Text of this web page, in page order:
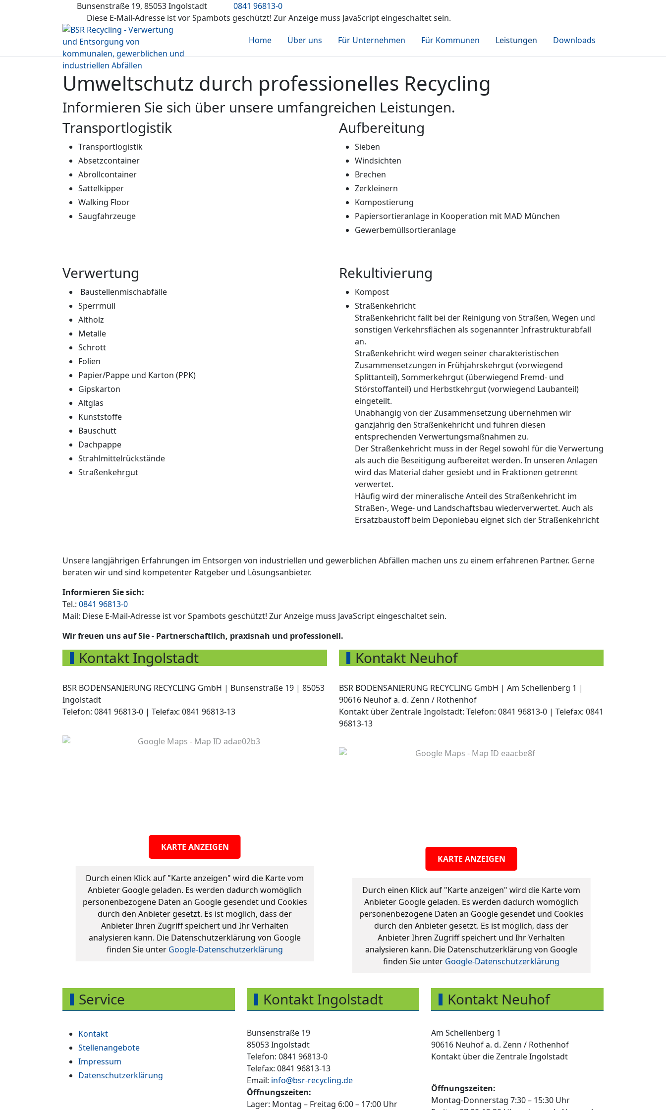
Bunsenstraße 19, 85053 Ingolstadt
0841 96813-0
Diese E-Mail-Adresse ist vor Spambots geschützt! Zur Anzeige muss JavaScript eingeschaltet sein.
Home Über uns Für Unternehmen Für Kommunen Leistungen Downloads
Umweltschutz durch professionelles Recycling
Informieren Sie sich über unsere umfangreichen Leistungen.
Transportlogistik
Transportlogistik
Absetzcontainer
Abrollcontainer
Sattelkipper
Walking Floor
Saugfahrzeuge
Aufbereitung
Sieben
Windsichten
Brechen
Zerkleinern
Kompostierung
Papiersortieranlage in Kooperation mit MAD München
Gewerbemüllsortieranlage
Verwertung
Baustellenmischabfälle
Sperrmüll
Altholz
Metalle
Schrott
Folien
Papier/Pappe und Karton (PPK)
Gipskarton
Altglas
Kunststoffe
Bauschutt
Dachpappe
Strahlmittelrückstände
Straßenkehrgut
Rekultivierung
Kompost
Straßenkehricht
Straßenkehricht fällt bei der Reinigung von Straßen, Wegen und
sonstigen Verkehrsflächen als sogenannter Infrastrukturabfall
an.
Straßenkehricht wird wegen seiner charakteristischen
Zusammensetzungen in Frühjahrskehrgut (vorwiegend
Splittanteil), Sommerkehrgut (überwiegend Fremd- und
Störstoffanteil) und Herbstkehrgut (vorwiegend Laubanteil)
eingeteilt.
Unabhängig von der Zusammensetzung übernehmen wir
ganzjährig den Straßenkehricht und führen diesen
entsprechenden Verwertungsmaßnahmen zu.
Der Straßenkehricht muss in der Regel sowohl für die Verwertung
als auch die Beseitigung aufbereitet werden. In unseren Anlagen
wird das Material daher gesiebt und in Fraktionen getrennt
verwertet.
Häufig wird der mineralische Anteil des Straßenkehricht im
Straßen-, Wege- und Landschaftsbau wiederverwertet. Auch als
Ersatzbaustoff beim Deponiebau eignet sich der Straßenkehricht
Unsere langjährigen Erfahrungen im Entsorgen von industriellen und gewerblichen Abfällen machen uns zu einem erfahrenen Partner. Gerne
beraten wir und sind kompetenter Ratgeber und Lösungsanbieter.
Informieren Sie sich:
Tel.: 0841 96813-0
Mail: Diese E-Mail-Adresse ist vor Spambots geschützt! Zur Anzeige muss JavaScript eingeschaltet sein.
Wir freuen uns auf Sie - Partnerschaftlich, praxisnah und professionell.
Kontakt Ingolstadt
BSR BODENSANIERUNG RECYCLING GmbH | Bunsenstraße 19 | 85053
Ingolstadt
Telefon: 0841 96813-0 | Telefax: 0841 96813-13
KARTE ANZEIGEN
Durch einen Klick auf "Karte anzeigen" wird die Karte vom
Anbieter Google geladen. Es werden dadurch womöglich
personenbezogene Daten an Google gesendet und Cookies
durch den Anbieter gesetzt. Es ist möglich, dass der
Anbieter Ihren Zugriff speichert und Ihr Verhalten
analysieren kann. Die Datenschutzerklärung von Google
finden Sie unter Google-Datenschutzerklärung
Kontakt Neuhof
BSR BODENSANIERUNG RECYCLING GmbH | Am Schellenberg 1 |
90616 Neuhof a. d. Zenn / Rothenhof
Kontakt über Zentrale Ingolstadt: Telefon: 0841 96813-0 | Telefax: 0841
96813-13
KARTE ANZEIGEN
Durch einen Klick auf "Karte anzeigen" wird die Karte vom
Anbieter Google geladen. Es werden dadurch womöglich
personenbezogene Daten an Google gesendet und Cookies
durch den Anbieter gesetzt. Es ist möglich, dass der
Anbieter Ihren Zugriff speichert und Ihr Verhalten
analysieren kann. Die Datenschutzerklärung von Google
finden Sie unter Google-Datenschutzerklärung
Service
Kontakt
Stellenangebote
Impressum
Datenschutzerklärung
Kontakt Ingolstadt
Bunsenstraße 19
85053 Ingolstadt
Telefon: 0841 96813-0
Telefax: 0841 96813-13
Email: info@bsr-recycling.de
Öffnungszeiten:
Lager: Montag – Freitag 6:00 – 17:00 Uhr
Kontakt Neuhof
Am Schellenberg 1
90616 Neuhof a. d. Zenn / Rothenhof
Kontakt über die Zentrale Ingolstadt
Öffnungszeiten:
Montag-Donnerstag 7:30 – 15:30 Uhr